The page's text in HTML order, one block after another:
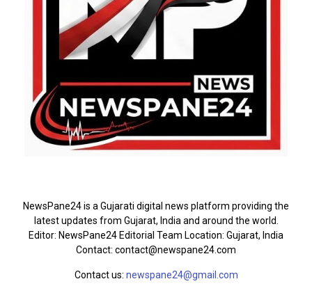
NewsPane24 is a Gujarati digital news platform providing the
latest updates from Gujarat, India and around the world.
Editor: NewsPane24 Editorial Team Location: Gujarat, India
Contact: contact@newspane24.com
Contact us: newspane24@gmail.com